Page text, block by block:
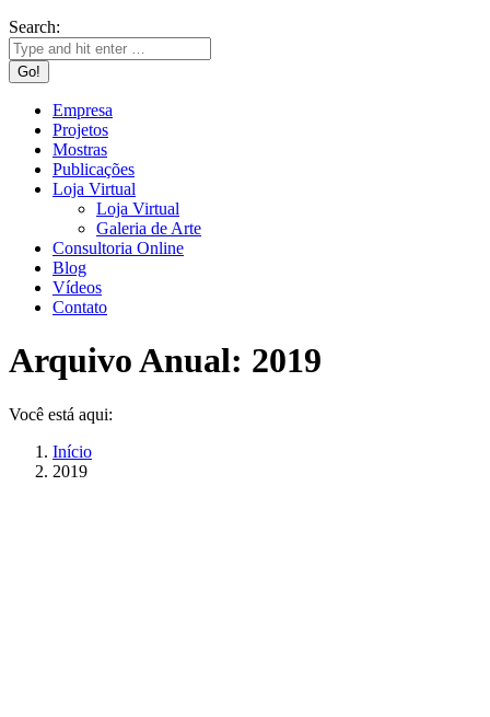
Search:
Empresa
Projetos
Mostras
Publicações
Loja Virtual
Loja Virtual
Galeria de Arte
Consultoria Online
Blog
Vídeos
Contato
Arquivo Anual: 2019
Você está aqui:
Início
2019